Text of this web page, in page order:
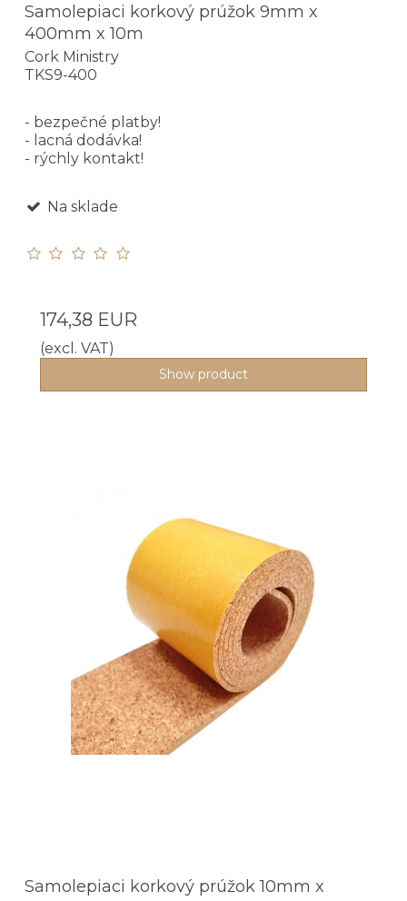
Samolepiaci korkový prúžok 9mm x
400mm x 10m
Cork Ministry
TKS9-400
- bezpečné platby!
- lacná dodávka!
- rýchly kontakt!
Na sklade
174,38 EUR
(excl. VAT)
Show product
Samolepiaci korkový prúžok 10mm x